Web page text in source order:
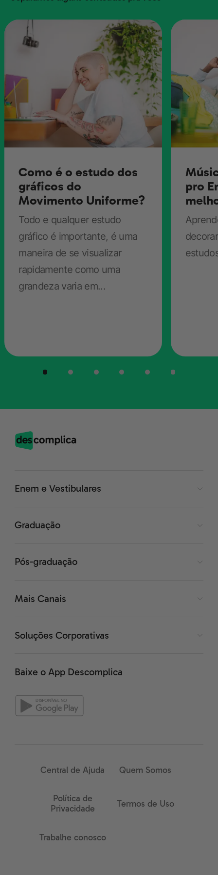
Curtiu? Tem mais dúvidas sobre Grandes Navegações?
Deixe nos comentários sugestões para a gente te
Como é o estudo dos
gráficos do
Movimento Uniforme?
Todo e qualquer estudo
gráfico é importante, é uma
maneira de se visualizar
rapidamente como uma
grandeza varia em...
pro
Enem e Vestibulares
Graduação
Pós-graduação
Mais Canais
Soluções Corporativas
Baixe o App Descomplica
Central de Ajuda Quem Somos
Política de
Privacidade
Termos de Uso
Trabalhe conosco